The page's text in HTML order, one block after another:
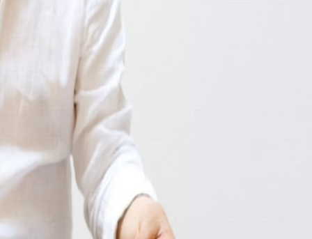
나의 작품은 '드러냄의 얕음'보다 ‘절제의 깊이’를 찾아가는 자기성찰의 명상